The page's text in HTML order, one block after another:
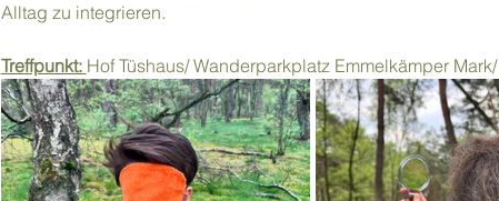
Alltag zu integrieren.
Treffpunkt: Hof Tüshaus/ Wanderparkplatz Emmelkämper